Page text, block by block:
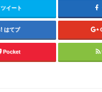
ツイート
はてブ
Pocket